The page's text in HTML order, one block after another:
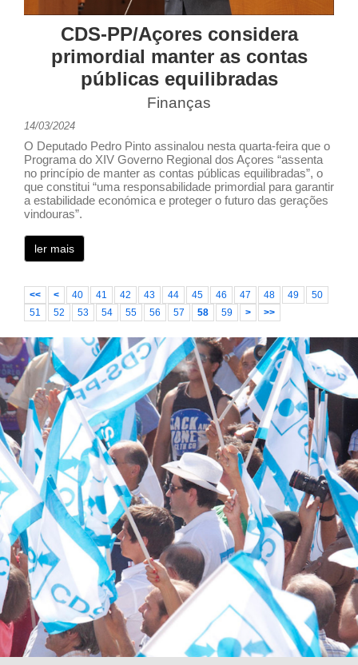
CDS-PP/Açores considera
primordial manter as contas
públicas equilibradas
Finanças
14/03/2024
O Deputado Pedro Pinto assinalou nesta quarta-feira que o
Programa do XIV Governo Regional dos Açores “assenta
no princípio de manter as contas públicas equilibradas”, o
que constitui “uma responsabilidade primordial para garantir
a estabilidade económica e proteger o futuro das gerações
vindouras”.
ler mais
<< < 40 41 42 43 44 45 46 47 48 49
50
51
52 53 54 55 56 57 58 59 > >>